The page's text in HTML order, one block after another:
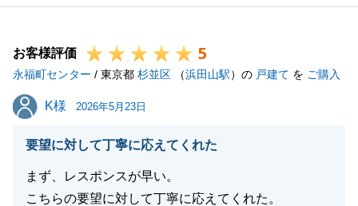
また何かございましたら、是非お声がけ頂ければ幸い
今後ともどうぞよろしくお願い申し上げます。
お客様評価 5
永福町センター / 東京都 杉並区 （浜田山駅）の 戸建て を ご購入
K様
K様 2026年5月23日
要望に対して丁寧に応えてくれた
まず、レスポンスが早い。
こちらの要望に対して丁寧に応えてくれた。